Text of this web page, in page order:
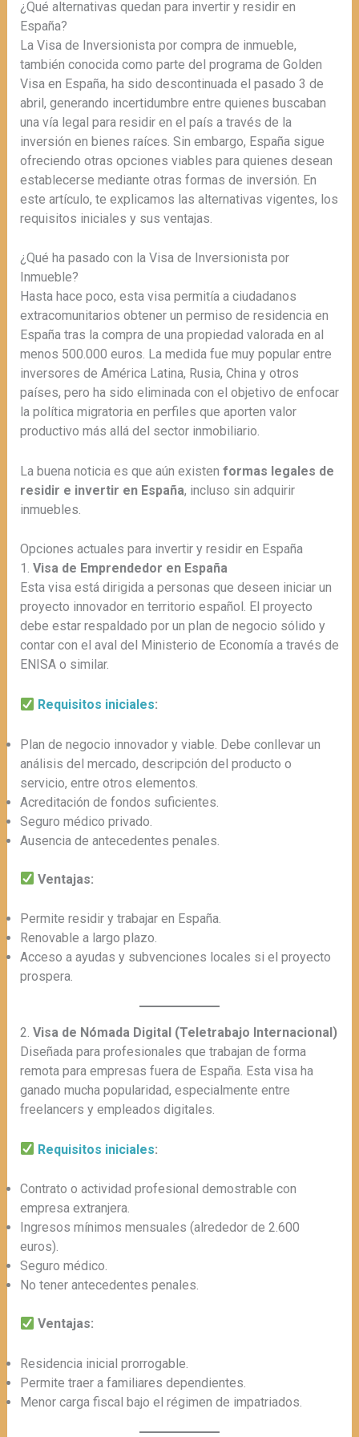
¿Qué alternativas quedan para invertir y residir en
España?
La Visa de Inversionista por compra de inmueble,
también conocida como parte del programa de Golden
Visa en España, ha sido descontinuada el pasado 3 de
abril, generando incertidumbre entre quienes buscaban
una vía legal para residir en el país a través de la
inversión en bienes raíces. Sin embargo, España sigue
ofreciendo otras opciones viables para quienes desean
establecerse mediante otras formas de inversión. En
este artículo, te explicamos las alternativas vigentes, los
requisitos iniciales y sus ventajas.
¿Qué ha pasado con la Visa de Inversionista por
Inmueble?
Hasta hace poco, esta visa permitía a ciudadanos
extracomunitarios obtener un permiso de residencia en
España tras la compra de una propiedad valorada en al
menos 500.000 euros. La medida fue muy popular entre
inversores de América Latina, Rusia, China y otros
países, pero ha sido eliminada con el objetivo de enfocar
la política migratoria en perfiles que aporten valor
productivo más allá del sector inmobiliario.
La buena noticia es que aún existen formas legales de
residir e invertir en España, incluso sin adquirir
inmuebles.
Opciones actuales para invertir y residir en España
1. Visa de Emprendedor en España
Esta visa está dirigida a personas que deseen iniciar un
proyecto innovador en territorio español. El proyecto
debe estar respaldado por un plan de negocio sólido y
contar con el aval del Ministerio de Economía a través de
ENISA o similar.
Requisitos iniciales:
Plan de negocio innovador y viable. Debe conllevar un
análisis del mercado, descripción del producto o
servicio, entre otros elementos.
Acreditación de fondos suficientes.
Seguro médico privado.
Ausencia de antecedentes penales.
Ventajas:
Permite residir y trabajar en España.
Renovable a largo plazo.
Acceso a ayudas y subvenciones locales si el proyecto
prospera.
2. Visa de Nómada Digital (Teletrabajo Internacional)
Diseñada para profesionales que trabajan de forma
remota para empresas fuera de España. Esta visa ha
ganado mucha popularidad, especialmente entre
freelancers y empleados digitales.
Requisitos iniciales:
Contrato o actividad profesional demostrable con
empresa extranjera.
Ingresos mínimos mensuales (alrededor de 2.600
euros).
Seguro médico.
No tener antecedentes penales.
Ventajas:
Residencia inicial prorrogable.
Permite traer a familiares dependientes.
Menor carga fiscal bajo el régimen de impatriados.